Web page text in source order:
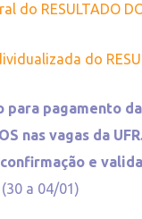
do RESULTADO
do
para pagamento
nas vagas da
e
(30 a 04/01)